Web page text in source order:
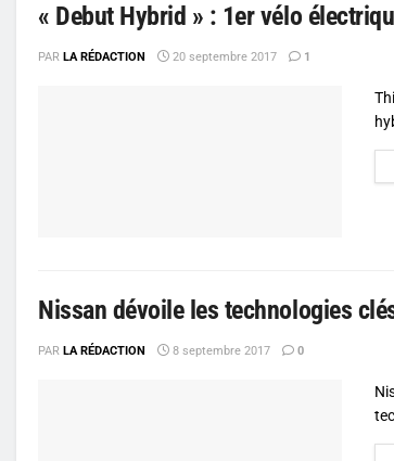
« Debut Hybrid » : 1er vélo
PAR LA RÉDACTION 20 septembre 2017 1
Nissan dévoile les technologies
PAR LA RÉDACTION 8 septembre 2017 0